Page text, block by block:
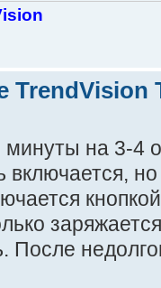
TrendVision
минуты на 3-4
включается,
После